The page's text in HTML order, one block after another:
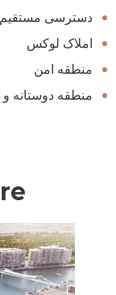
دسترسی
املاک لوکس
منطقه امن
منطقه دوستانه